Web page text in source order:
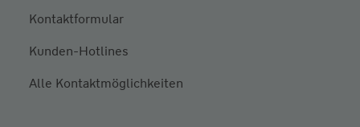
Kontaktformular
Kunden-Hotlines
Alle Kontaktmöglichkeiten